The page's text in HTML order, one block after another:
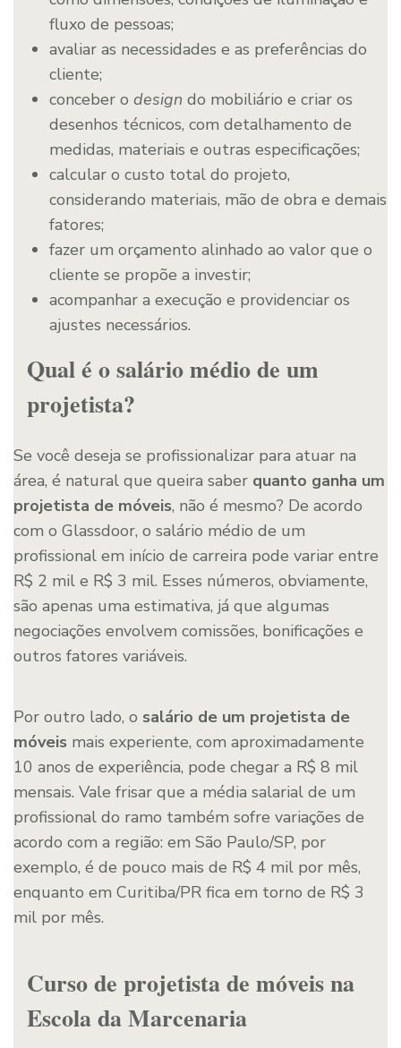
fluxo de pessoas;
avaliar as necessidades e as preferências do
cliente;
conceber o design do mobiliário e criar os
desenhos técnicos, com detalhamento de
medidas, materiais e outras especificações;
calcular o custo total do projeto,
considerando materiais, mão de obra e demais
fatores;
fazer um orçamento alinhado ao valor que o
cliente se propõe a investir;
acompanhar a execução e providenciar os
ajustes necessários.
Qual é o salário médio de um
projetista?
Se você deseja se profissionalizar para atuar na
área, é natural que queira saber quanto ganha um
projetista de móveis, não é mesmo? De acordo
com o Glassdoor, o salário médio de um
profissional em início de carreira pode variar entre
R$ 2 mil e R$ 3 mil. Esses números, obviamente,
são apenas uma estimativa, já que algumas
negociações envolvem comissões, bonificações e
outros fatores variáveis.
Por outro lado, o salário de um projetista de
móveis mais experiente, com aproximadamente
10 anos de experiência, pode chegar a R$ 8 mil
mensais. Vale frisar que a média salarial de um
profissional do ramo também sofre variações de
acordo com a região: em São Paulo/SP, por
exemplo, é de pouco mais de R$ 4 mil por mês,
enquanto em Curitiba/PR fica em torno de R$ 3
mil por mês.
Curso de projetista de móveis na
Escola da Marcenaria